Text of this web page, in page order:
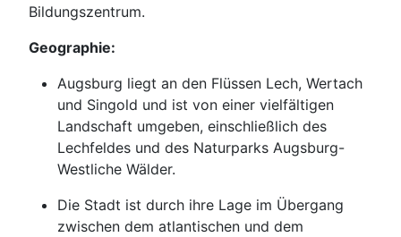
Bildungszentrum.
Geographie:
Augsburg liegt an den Flüssen Lech, Wertach
und Singold und ist von einer vielfältigen
Landschaft umgeben, einschließlich des
Lechfeldes und des Naturparks Augsburg-
Westliche Wälder.
Die Stadt ist durch ihre Lage im Übergang
zwischen dem atlantischen und dem